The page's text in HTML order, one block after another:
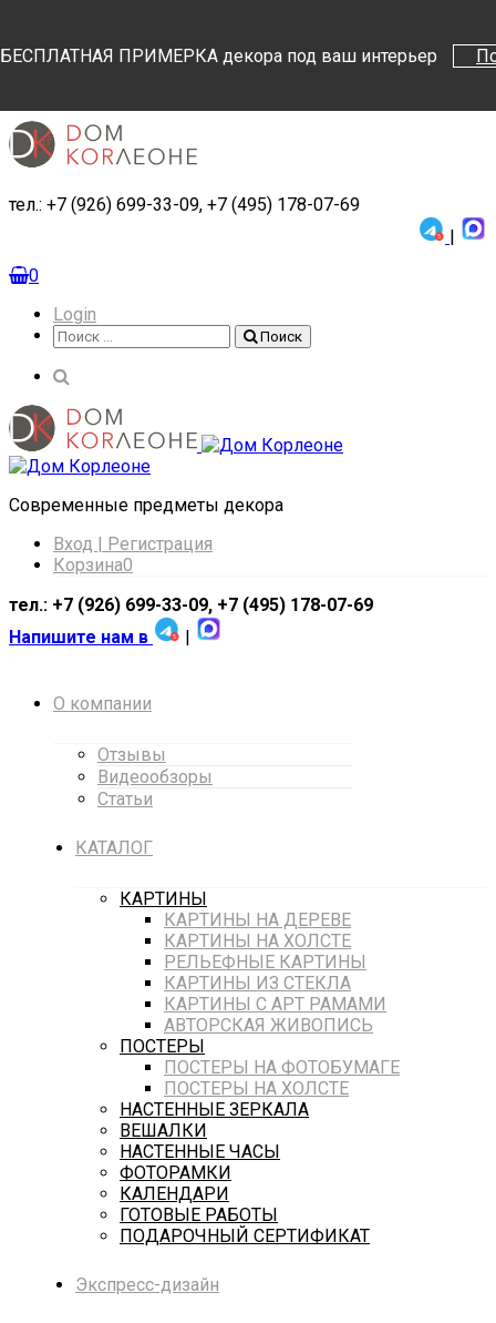
БЕСПЛАТНАЯ ПРИМЕРКА декора под ваш интерьер
тел.: +7 (926) 699-33-09, +7 (495) 178-07-69
|
0
Login
Поиск
Поиск
Cовременные предметы декора
Вход | Регистрация
Корзина0
тел.: +7 (926) 699-33-09, +7 (495) 178-07-69
Напишите нам в
|
О компании
Отзывы
Видеообзоры
Статьи
КАТАЛОГ
КАРТИНЫ
КАРТИНЫ НА ДЕРЕВЕ
КАРТИНЫ НА ХОЛСТЕ
РЕЛЬЕФНЫЕ КАРТИНЫ
КАРТИНЫ ИЗ СТЕКЛА
КАРТИНЫ С АРТ РАМАМИ
АВТОРСКАЯ ЖИВОПИСЬ
ПОСТЕРЫ
ПОСТЕРЫ НА ФОТОБУМАГЕ
ПОСТЕРЫ НА ХОЛСТЕ
НАСТЕННЫЕ ЗЕРКАЛА
ВЕШАЛКИ
НАСТЕННЫЕ ЧАСЫ
ФОТОРАМКИ
КАЛЕНДАРИ
ГОТОВЫЕ РАБОТЫ
ПОДАРОЧНЫЙ СЕРТИФИКАТ
Экспресс-дизайн